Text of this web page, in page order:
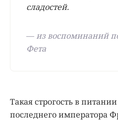
сладостей.
— из воспоминаний
Фета
Такая строгость в
последнего императора